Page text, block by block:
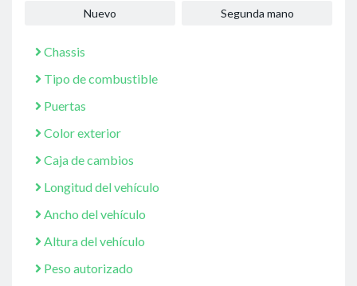
Nuevo Segunda mano
Chassis
Tipo de combustible
Puertas
Color exterior
Caja de cambios
Longitud del vehículo
Ancho del vehículo
Altura del vehículo
Peso autorizado